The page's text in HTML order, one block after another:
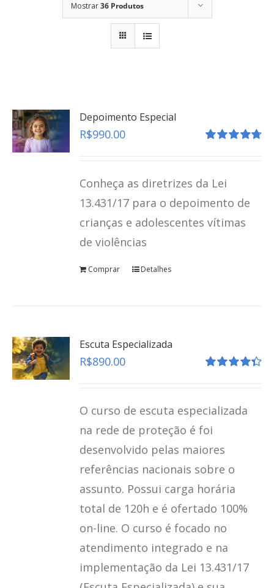
Mostrar36 Produtos
Depoimento Especial
R$990.00
Conheça as diretrizes da Lei
13.431/17 para o depoimento de
crianças e adolescentes vítimas
de violências
Comprar Detalhes
Escuta Especializada
R$890.00
O curso de escuta especializada
na rede de proteção é foi
desenvolvido pelas maiores
referências nacionais sobre o
assunto. Possui carga horária
total de 120h e é ofertado 100%
on-line. O curso é focado no
atendimento integrado e na
implementação da Lei 13.431/17